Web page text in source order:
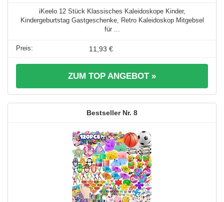
iKeelo 12 Stück Klassisches Kaleidoskope Kinder,
Kindergeburtstag Gastgeschenke, Retro Kaleidoskop Mitgebsel
für ...
11,93 €
ZUM TOP ANGEBOT »
8